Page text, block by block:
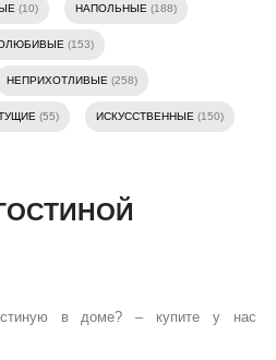
(10) НАПОЛЬНЫЕ (188)
(153)
НЕПРИХОТЛИВЫЕ (258)
(55) ИСКУССТВЕННЫЕ (150)
в доме? – купите у нас